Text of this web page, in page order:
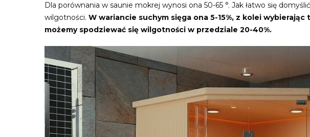
Dla porównania w saunie mokrej wynosi ona 50-65 °. Jak łatwo się
wilgotności. W wariancie suchym sięga ona 5-15%, z kolei wybierając
możemy spodziewać się wilgotności w przedziale 20-40%.